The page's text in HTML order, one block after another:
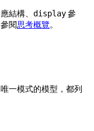
結構、 display參
閱思考概覽。
一模式的模型，都列